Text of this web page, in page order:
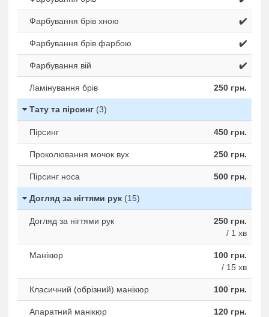
Фарбування брів хною ✔️
Фарбування брів фарбою ✔️
Фарбування вій ✔️
Ламінування брів 250 грн.
Тату та пірсинг (3)
Пірсинг 450 грн.
Проколювання мочок вух 250 грн.
Пірсинг носа 500 грн.
Догляд за нігтями рук (15)
Догляд за нігтями рук
250 грн.
/ 1 хв
Манікюр
100 грн.
/ 15 хв
Класичний (обрізний) манікюр 100 грн.
Апаратний манікюр 120 грн.